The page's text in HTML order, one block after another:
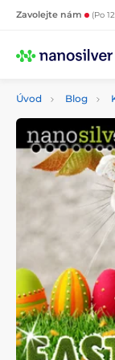
Zavolejte nám (Po
Úvod Blog